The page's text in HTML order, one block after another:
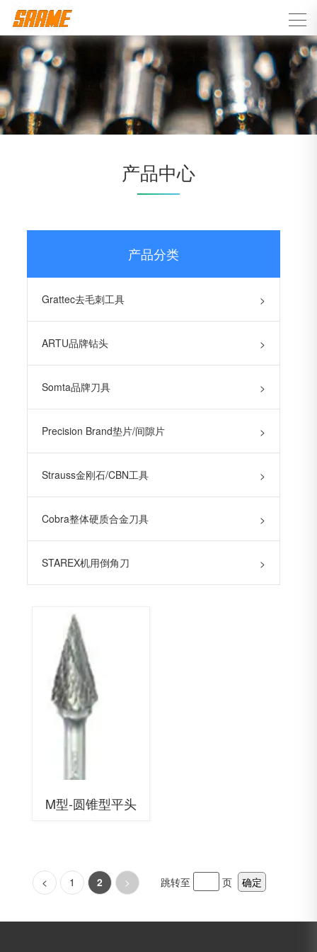
产品中心
产品分类
Grattec去毛刺工具 >
ARTU品牌钻头 >
Somta品牌刀具 >
Precision Brand垫片/间隙片 >
Strauss金刚石/CBN工具 >
Cobra整体硬质合金刀具 >
STAREX机用倒角刀 >
M型-圆锥型平头
< 1 2 > 跳转至 页 确定